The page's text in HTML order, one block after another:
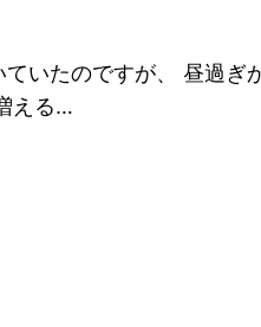
いたのですが、 昼過ぎ
える…